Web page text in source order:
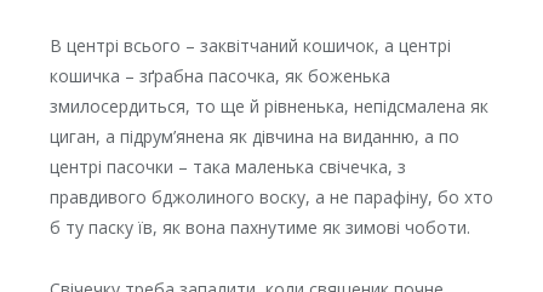
В центрі всього – заквітчаний кошичок, а центрі
кошичка – зґрабна пасочка, як боженька
змилосердиться, то ще й рівненька, непідсмалена як
циган, а підрум’янена як дівчина на виданню, а по
центрі пасочки – така маленька свічечка, з
правдивого бджолиного воску, а не парафіну, бо хто
б ту паску їв, як вона пахнутиме як зимові чоботи.